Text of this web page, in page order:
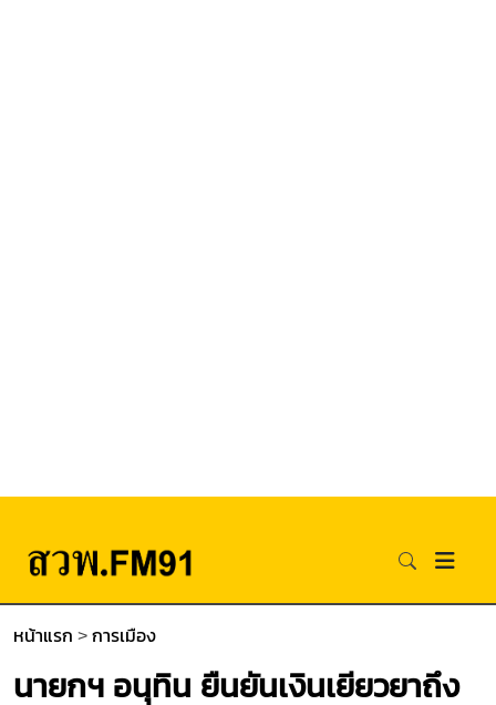
หน้าแรก > การเมือง
นายกฯ อนุทิน ยืนยันเงินเยียวยาถึง